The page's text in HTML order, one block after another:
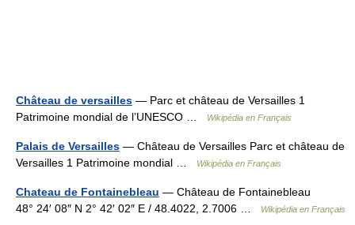
Château de versailles — Parc et château de Versailles 1
Patrimoine mondial de l’UNESCO …
Wikipédia en Français
Palais de Versailles — Château de Versailles Parc et château de
Versailles 1 Patrimoine mondial …
Wikipédia en Français
Chateau de Fontainebleau — Château de Fontainebleau
48° 24′ 08″ N 2° 42′ 02″ E / 48.4022, 2.7006 …
Wikipédia en Français